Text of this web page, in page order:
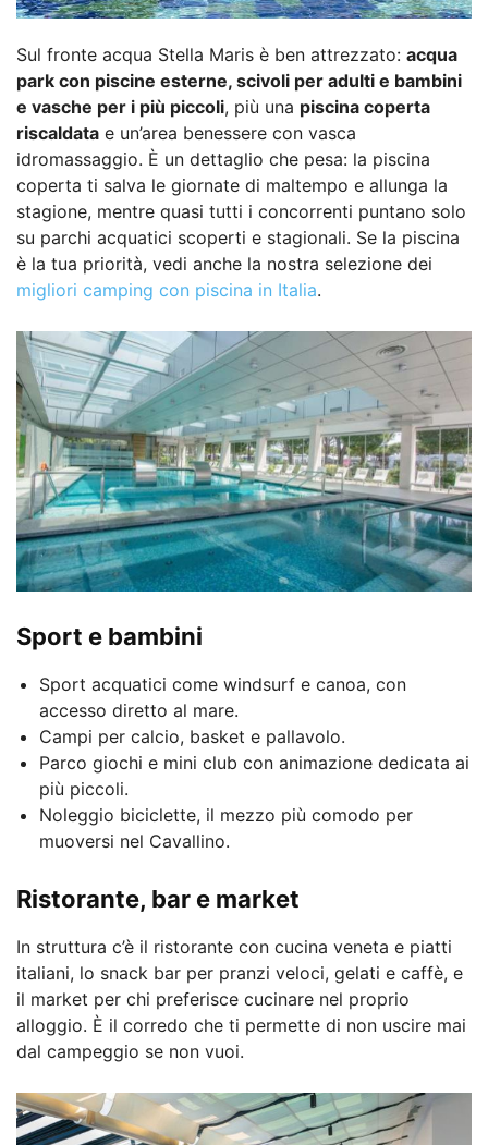
Sul fronte acqua Stella Maris è ben attrezzato: acqua
park con piscine esterne, scivoli per adulti e bambini
e vasche per i più piccoli, più una piscina coperta
riscaldata e un’area benessere con vasca
idromassaggio. È un dettaglio che pesa: la piscina
coperta ti salva le giornate di maltempo e allunga la
stagione, mentre quasi tutti i concorrenti puntano solo
su parchi acquatici scoperti e stagionali. Se la piscina
è la tua priorità, vedi anche la nostra selezione dei
migliori camping con piscina in Italia.
Sport e bambini
Sport acquatici come windsurf e canoa, con
accesso diretto al mare.
Campi per calcio, basket e pallavolo.
Parco giochi e mini club con animazione dedicata ai
più piccoli.
Noleggio biciclette, il mezzo più comodo per
muoversi nel Cavallino.
Ristorante, bar e market
In struttura c’è il ristorante con cucina veneta e piatti
italiani, lo snack bar per pranzi veloci, gelati e caffè, e
il market per chi preferisce cucinare nel proprio
alloggio. È il corredo che ti permette di non uscire mai
dal campeggio se non vuoi.